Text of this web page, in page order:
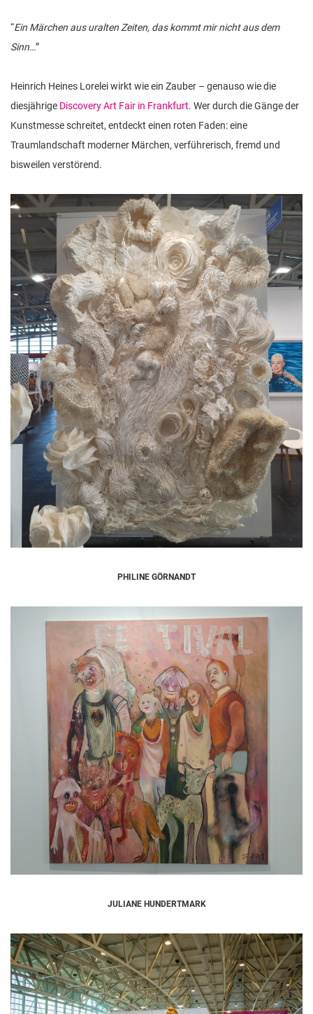
“Ein Märchen aus uralten Zeiten, das kommt mir nicht aus dem
Sinn…”
Heinrich Heines Lorelei wirkt wie ein Zauber – genauso wie die
diesjährige Discovery Art Fair in Frankfurt. Wer durch die Gänge der
Kunstmesse schreitet, entdeckt einen roten Faden: eine
Traumlandschaft moderner Märchen, verführerisch, fremd und
bisweilen verstörend.
PHILINE GÖRNANDT
JULIANE HUNDERTMARK